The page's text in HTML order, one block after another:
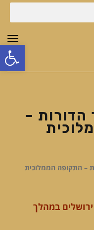
הדורות –
– התקופה הממלוכית
ירושלים במהלך